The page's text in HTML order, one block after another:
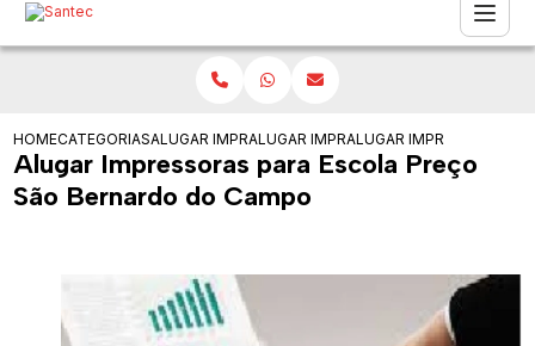
HOMECATEGORIASALUGAR IMPRESSORAALUGAR IMPRESSORAS PARA SERVICOS
ALUGAR IMPRESSORAS
Alugar Impressoras para Escola Preço
São Bernardo do Campo